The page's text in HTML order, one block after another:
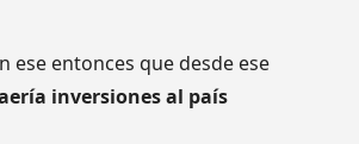
ese entonces que desde ese
inversiones al país